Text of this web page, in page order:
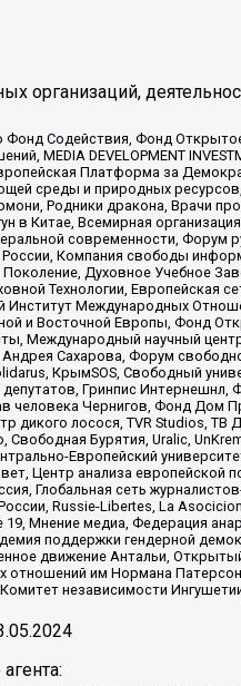
организаций,
Содействия, Фонд
MEDIA DEVELOPMENT
Платформа за
среды и природных
Родники дракона, Врачи
в Китае, Всемирная
современности,
Компания свободы
Духовное Учебное
Технологии,
Институт Международных
и Восточной Европы, Фонд
Международный научный
Сахарова, Форум
КрымSOS, Свободный
Гринпис
человека Чернигов, Фонд
лосося, TVR Studios,
Бурятия, Uralic,
Европейский
Центр анализа европейской
Глобальная сеть
Russie-Libertes, La
Мнение медиа, Федерация
поддержки гендерной
движение Антальи,
отношений им Нормана
независимости